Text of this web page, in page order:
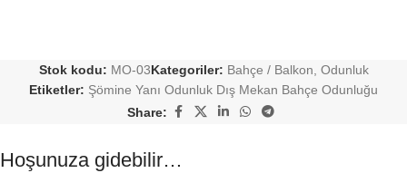
Stok kodu: MO-03Kategoriler: Bahçe / Balkon, Odunluk
Etiketler: Şömine Yanı Odunluk Dış Mekan Bahçe Odunluğu
Share:
Hoşunuza gidebilir…